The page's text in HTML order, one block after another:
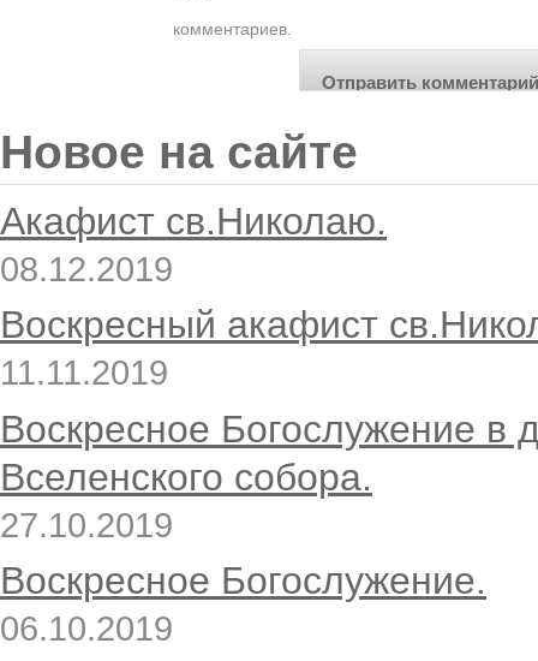
комментариев.
Новое на сайте
Акафист св.Николаю.
08.12.2019
Воскресный акафист
11.11.2019
Воскресное Богослужение в
Вселенского собора.
27.10.2019
Воскресное Богослужение.
06.10.2019